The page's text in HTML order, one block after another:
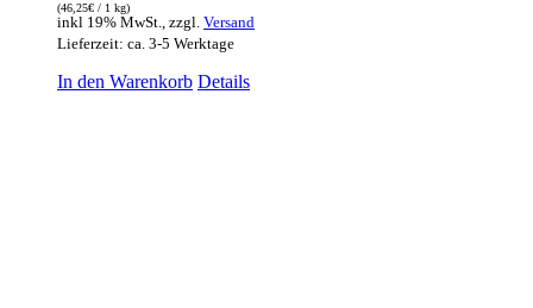
(46,25€ / 1 kg)
inkl 19% MwSt., zzgl. Versand
Lieferzeit: ca. 3-5 Werktage
In den Warenkorb Details